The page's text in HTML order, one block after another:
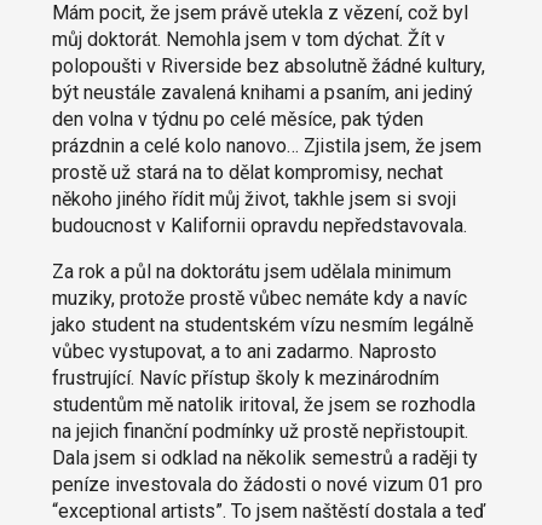
Mám pocit, že jsem právě utekla z vězení, což byl
můj doktorát. Nemohla jsem v tom dýchat. Žít v
polopoušti v Riverside bez absolutně žádné kultury,
být neustále zavalená knihami a psaním, ani jediný
den volna v týdnu po celé měsíce, pak týden
prázdnin a celé kolo nanovo… Zjistila jsem, že jsem
prostě už stará na to dělat kompromisy, nechat
někoho jiného řídit můj život, takhle jsem si svoji
budoucnost v Kalifornii opravdu nepředstavovala.
Za rok a půl na doktorátu jsem udělala minimum
muziky, protože prostě vůbec nemáte kdy a navíc
jako student na studentském vízu nesmím legálně
vůbec vystupovat, a to ani zadarmo. Naprosto
frustrující. Navíc přístup školy k mezinárodním
studentům mě natolik iritoval, že jsem se rozhodla
na jejich finanční podmínky už prostě nepřistoupit.
Dala jsem si odklad na několik semestrů a raději ty
peníze investovala do žádosti o nové vizum 01 pro
“exceptional artists”. To jsem naštěstí dostala a teď